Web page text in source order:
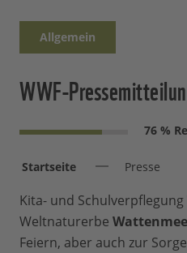
Allgemein
WWF-
76 %
Startseite Presse
Kita- und
Weltnaturerbe
Feiern, aber auch zur